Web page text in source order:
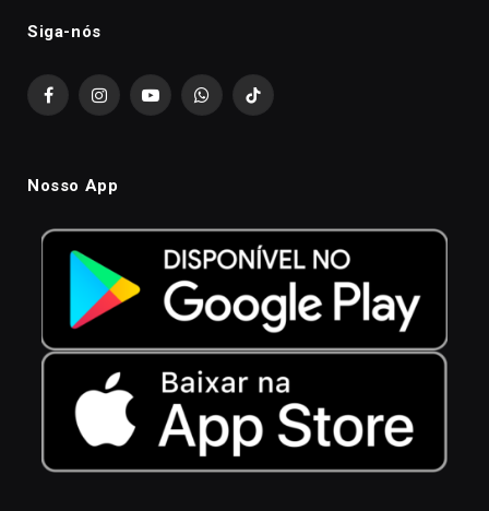
Siga-nós
FacebookInstagramYouTubeWhatsAppTikTok
Nosso App